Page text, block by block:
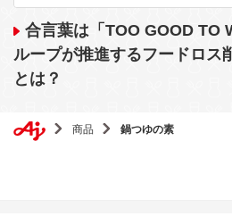
商品 鍋つゆの素
合言葉は「TOO GOOD TO
ループが推進するフードロス
とは？